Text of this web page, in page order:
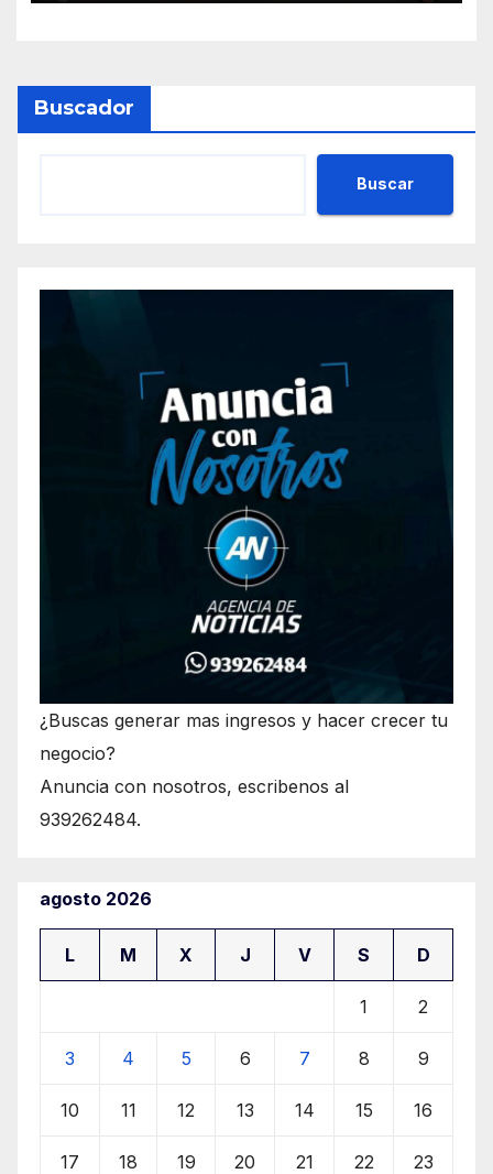
Buscador
Buscar
¿Buscas generar mas ingresos y hacer crecer tu
negocio?
Anuncia con nosotros, escribenos al
939262484.
agosto 2026
L M X J V S D
1 2
3 4 5 6 7 8 9
10 11 12 13 14 15 16
17 18 19 20 21 22 23